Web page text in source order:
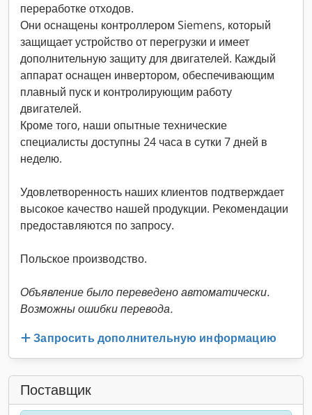
переработке отходов.
Они оснащены контроллером Siemens, который
защищает устройство от перегрузки и имеет
дополнительную защиту для двигателей. Каждый
аппарат оснащен инвертором, обеспечивающим
плавный пуск и контролирующим работу
двигателей.
Кроме того, наши опытные технические
специалисты доступны 24 часа в сутки 7 дней в
неделю.
Удовлетворенность наших клиентов подтверждает
высокое качество нашей продукции. Рекомендации
предоставляются по запросу.
Польское производство.
Объявление было переведено автоматически.
Возможны ошибки перевода.
Запросить дополнительную информацию
Поставщик